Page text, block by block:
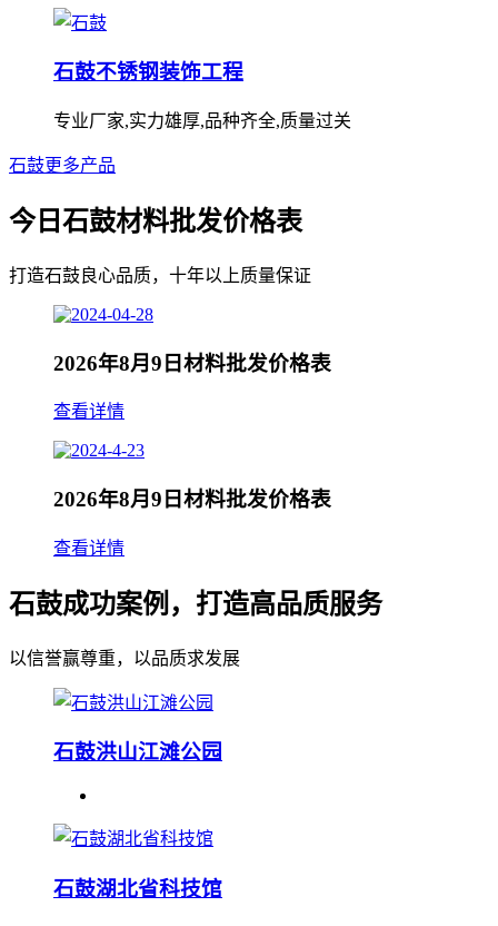
石鼓不锈钢装饰工程
专业厂家,实力雄厚,品种齐全,质量过关
石鼓更多产品
今日石鼓材料批发价格表
打造石鼓良心品质，十年以上质量保证
2026年8月9日材料批发价格表
查看详情
2026年8月9日材料批发价格表
查看详情
石鼓成功案例，打造高品质服务
以信誉赢尊重，以品质求发展
石鼓洪山江滩公园
石鼓湖北省科技馆